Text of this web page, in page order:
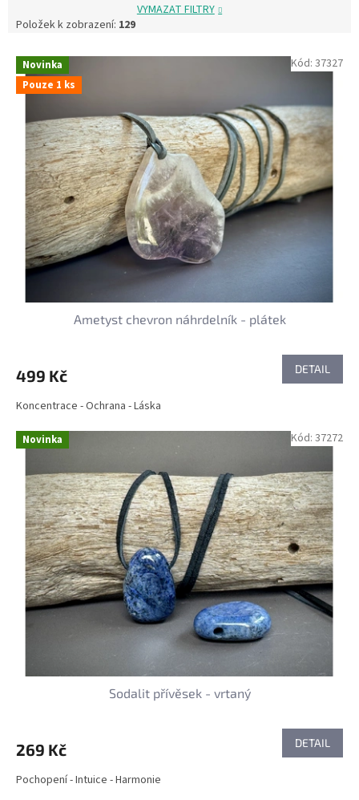
VYMAZAT FILTRY
Položek k zobrazení: 129
V
p
Novinka
Pouze 1 ks
Ametyst chevron náhrdelník - plátek
499 Kč DETAIL
Koncentrace - Ochrana - Láska
Kód: 37327
Novinka
Sodalit přívěsek - vrtaný
269 Kč DETAIL
Pochopení - Intuice - Harmonie
Kód: 37272